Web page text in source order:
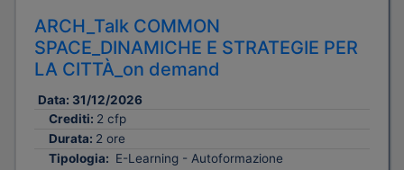
ARCH_Talk COMMON
SPACE_DINAMICHE E STRATEGIE PER
LA CITTÀ_on demand
Data: 31/12/2026
Crediti: 2 cfp
Durata: 2 ore
Tipologia: E-Learning - Autoformazione